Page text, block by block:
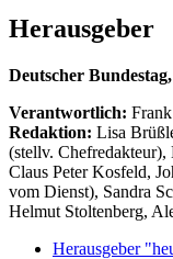
Herausgeber
Deutscher
Verantwortlich:
Redaktion: Lisa
(stellv. Chefredakteur),
Claus Peter Kosfeld,
vom Dienst), Sandra
Helmut Stoltenberg,
Herausgeber